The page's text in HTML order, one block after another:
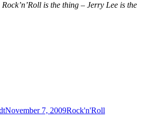
Rock’n’Roll is the thing – Jerry Lee is the
November 7, 2009Rock'n'Roll